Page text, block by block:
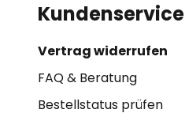
Kundenservice
Vertrag widerrufen
FAQ & Beratung
Bestellstatus prüfen